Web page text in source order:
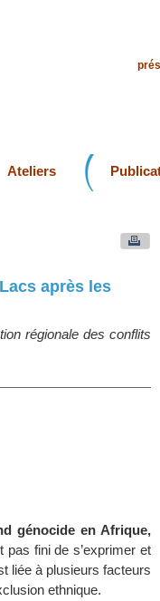
Ateliers
après les
régionale des conflits
génocide en Afrique,
pas fini de s’exprimer et
liée à plusieurs facteurs
ethnique.